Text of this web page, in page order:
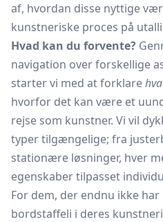
af, hvordan disse nyttige
kunstneriske proces på
Hvad kan du forvente?
navigation over forskellige
starter vi med at forklare
hvorfor det kan være et
rejse som kunstner. Vi vil
typer tilgængelige; fra
stationære løsninger, hver
egenskaber tilpasset
For dem, der endnu ikke
bordstaffeli i deres